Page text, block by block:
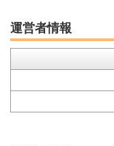
運営者情報